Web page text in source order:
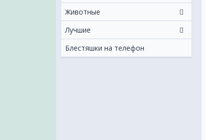
Животные
Лучшие
Блестяшки на телефон